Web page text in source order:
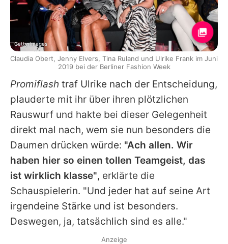
Promiflash traf Ulrike nach der Entscheidung,
plauderte mit ihr über ihren plötzlichen
Rauswurf und hakte bei dieser Gelegenheit
direkt mal nach, wem sie nun besonders die
Daumen drücken würde: "Ach allen. Wir
haben hier so einen tollen Teamgeist, das
ist wirklich klasse", erklärte die
Schauspielerin. "Und jeder hat auf seine Art
irgendeine Stärke und ist besonders.
Deswegen, ja, tatsächlich sind es alle."
Getty Images
Claudia Obert, Jenny Elvers, Tina Ruland und Ulrike Frank im Juni
2019 bei der Berliner Fashion Week
Anzeige